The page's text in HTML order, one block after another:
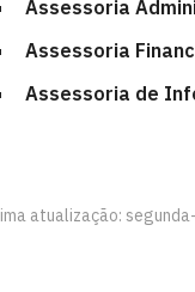
Assessoria
Assessoria
Assessoria de
atualização: